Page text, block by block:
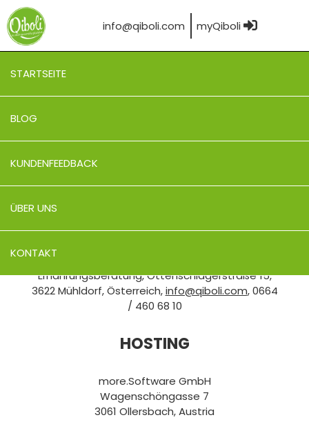
info@qiboli.com myQiboli
STARTSEITE
BLOG
KUNDENFEEDBACK
ÜBER UNS
KONTAKT
Datenschutz
VERANTWORTLICH
Ernährungsberatung, Ottenschlagerstraße 15,
3622 Mühldorf, Österreich,info@qiboli.com, 0664
/ 460 68 10
HOSTING
more.Software GmbH
Wagenschöngasse 7
3061 Ollersbach, Austria